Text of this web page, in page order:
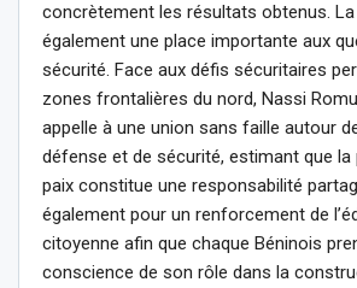
concrètement les résultats obtenus.
également une place importante aux
sécurité. Face aux défis sécuritaires
zones frontalières du nord, Nassi
appelle à une union sans faille autour
défense et de sécurité, estimant que la
paix constitue une responsabilité
également pour un renforcement de
citoyenne afin que chaque Béninois
conscience de son rôle dans la